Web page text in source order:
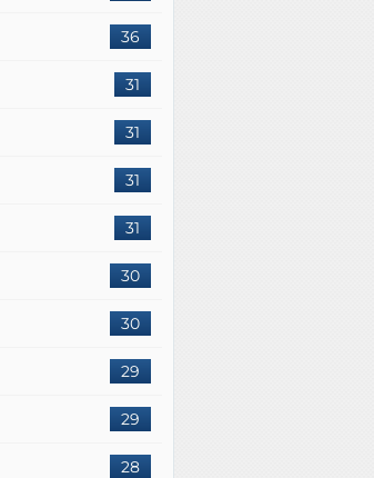
36
31
31
31
31
30
30
29
29
28